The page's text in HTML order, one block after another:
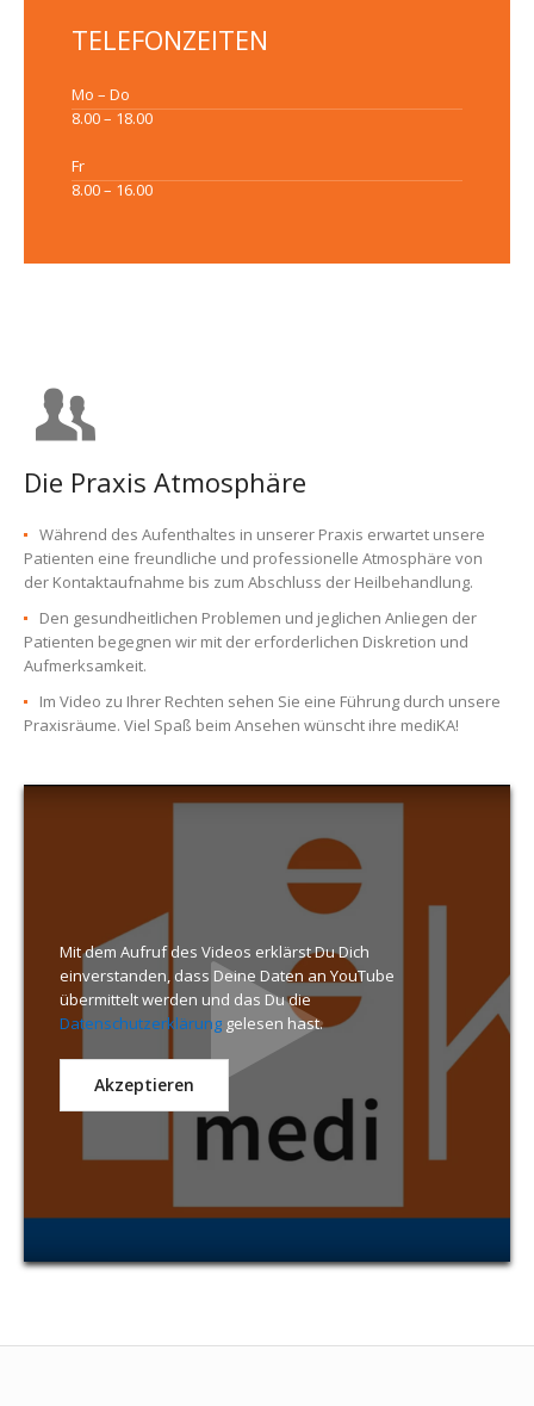
TELEFONZEITEN
Mo – Do
8.00 – 18.00
Fr
8.00 – 16.00
Die Praxis Atmosphäre
Während des Aufenthaltes in unserer Praxis erwartet unsere
Patienten eine freundliche und professionelle Atmosphäre von
der Kontaktaufnahme bis zum Abschluss der Heilbehandlung.
Den gesundheitlichen Problemen und jeglichen Anliegen der
Patienten begegnen wir mit der erforderlichen Diskretion und
Aufmerksamkeit.
Im Video zu Ihrer Rechten sehen Sie eine Führung durch unsere
Praxisräume. Viel Spaß beim Ansehen wünscht ihre mediKA!
Mit dem Aufruf des Videos erklärst Du Dich
einverstanden, dass Deine Daten an YouTube
übermittelt werden und das Du die
Datenschutzerklärunggelesen hast.